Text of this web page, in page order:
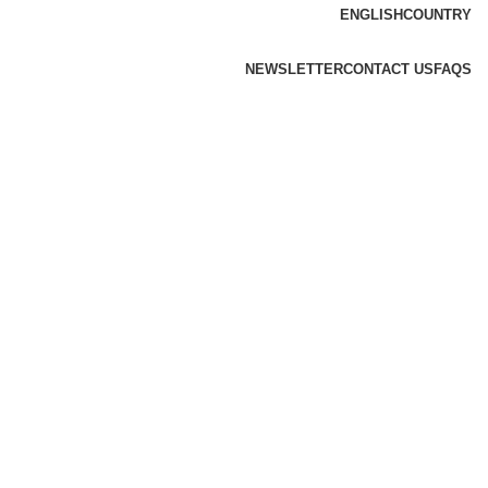
ENGLISHCOUNTRY
NEWSLETTERCONTACT US FAQS